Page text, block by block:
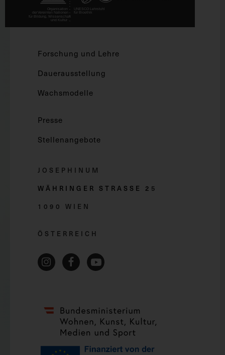
Forschung und Lehre
Dauerausstellung
Wachsmodelle
Presse
Stellenangebote
JOSEPHINUM
WÄHRINGER STRASSE 2 5
1090 WIEN
ÖSTERREICH